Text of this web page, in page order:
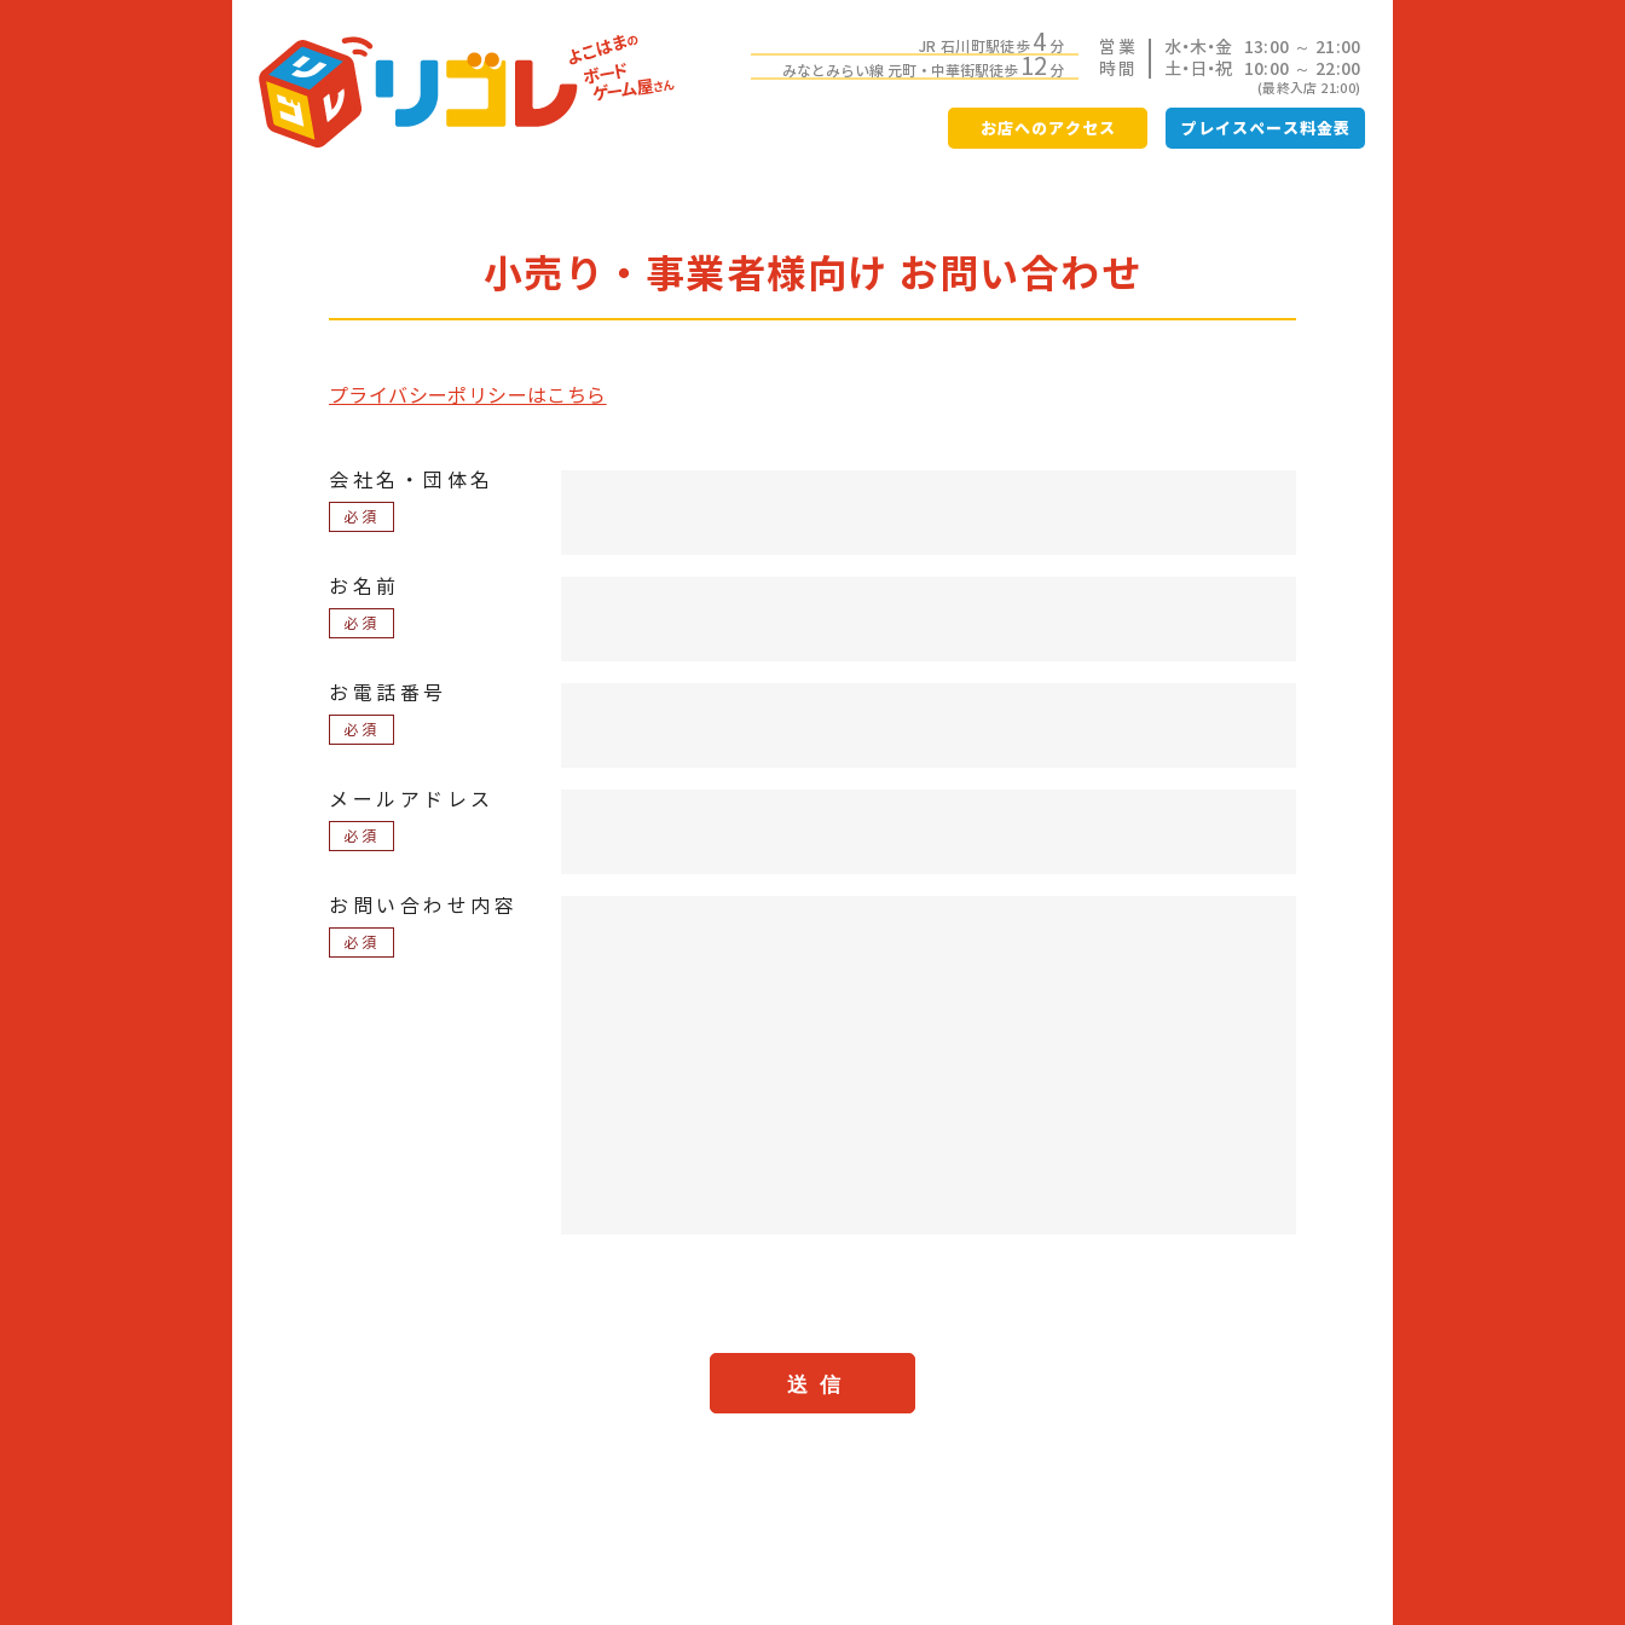
JR 石川町駅徒歩 4 分
みなとみらい線 元町・中華街駅徒歩12 分
営業
時間
水・木・金
13:00 ～ 21:00
土・日・祝
10:00 ～ 22:00
(最終入店 21:00)
お店へのアクセス プレイスペース料金表
小売り・事業者様向け お問い合わせ
プライバシーポリシーはこちら
会社名・団体名
お名前
お電話番号
メールアドレス
お問い合わせ内容